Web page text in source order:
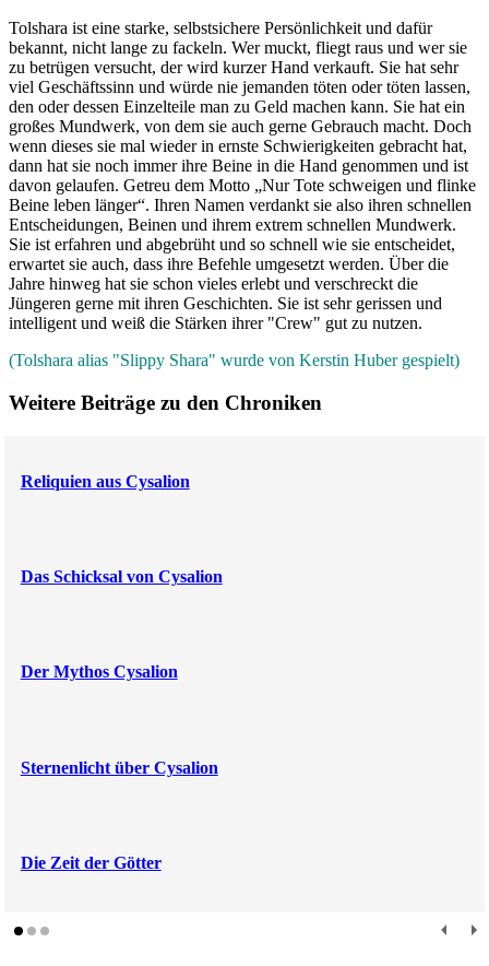
Tolshara ist eine starke, selbstsichere Persönlichkeit und dafür
bekannt, nicht lange zu fackeln. Wer muckt, fliegt raus und wer sie
zu betrügen versucht, der wird kurzer Hand verkauft. Sie hat sehr
viel Geschäftssinn und würde nie jemanden töten oder töten lassen,
den oder dessen Einzelteile man zu Geld machen kann. Sie hat ein
großes Mundwerk, von dem sie auch gerne Gebrauch macht. Doch
wenn dieses sie mal wieder in ernste Schwierigkeiten gebracht hat,
dann hat sie noch immer ihre Beine in die Hand genommen und ist
davon gelaufen. Getreu dem Motto „Nur Tote schweigen und flinke
Beine leben länger“. Ihren Namen verdankt sie also ihren schnellen
Entscheidungen, Beinen und ihrem extrem schnellen Mundwerk.
Sie ist erfahren und abgebrüht und so schnell wie sie entscheidet,
erwartet sie auch, dass ihre Befehle umgesetzt werden. Über die
Jahre hinweg hat sie schon vieles erlebt und verschreckt die
Jüngeren gerne mit ihren Geschichten. Sie ist sehr gerissen und
intelligent und weiß die Stärken ihrer "Crew" gut zu nutzen.
(Tolshara alias "Slippy Shara" wurde von Kerstin Huber gespielt)
Weitere Beiträge zu den Chroniken
Reliquien aus Cysalion
Das Schicksal von Cysalion
Der Mythos Cysalion
Sternenlicht über Cysalion
Die Zeit der Götter